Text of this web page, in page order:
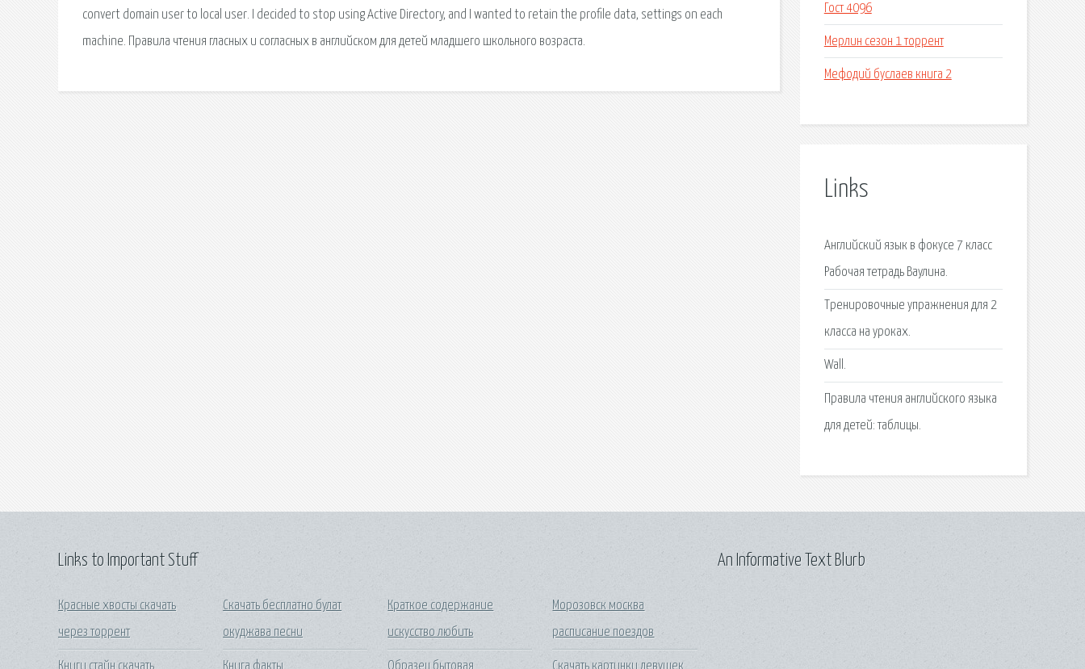
convert domain user to local user. I decided to stop using Active Directory, and I wanted to retain the profile data, settings on each
machine. Правила чтения гласных и согласных в английском для детей младшего школьного возраста.
Гост 4096
Мерлин сезон 1 торрент
Мефодий буслаев книга 2
Links
Английский язык в фокусе 7 класс
Рабочая тетрадь Ваулина.
Тренировочные упражнения для 2
класса на уроках.
Wall.
Правила чтения английского языка
для детей: таблицы.
Links to Important Stuff
Красные хвосты скачать
через торрент
Скачать бесплатно булат
окуджава песни
Краткое содержание
искусство любить
Морозовск москва
расписание поездов
An Informative Text Blurb